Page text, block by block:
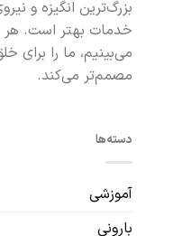
بزرگ‌ترین انگیزه و
خدمات بهتر است. هر
می‌بینیم، ما را برای
مصمم‌تر می‌کند.
دسته‌ها
آموزشی
بارونی